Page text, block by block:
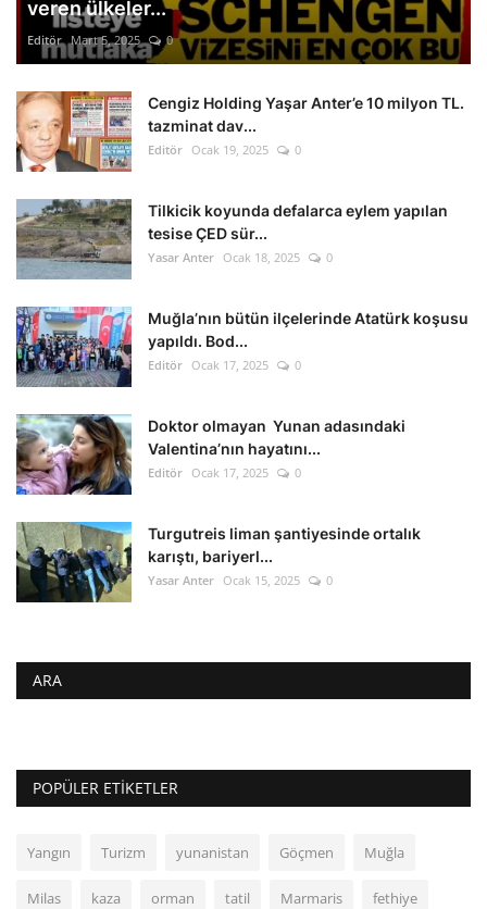
veren ülkeler...
Editör Mart 5, 2025 0
Cengiz Holding Yaşar Anter’e 10 milyon TL.
tazminat dav...
Editör Ocak 19, 2025 0
Tilkicik koyunda defalarca eylem yapılan
tesise ÇED sür...
Yasar Anter Ocak 18, 2025 0
Muğla’nın bütün ilçelerinde Atatürk koşusu
yapıldı. Bod...
Editör Ocak 17, 2025 0
Doktor olmayan Yunan adasındaki
Valentina’nın hayatını...
Editör Ocak 17, 2025 0
Turgutreis liman şantiyesinde ortalık
karıştı, bariyerl...
Yasar Anter Ocak 15, 2025 0
ARA
POPÜLER ETIKETLER
Yangın Turizm yunanistan Göçmen Muğla
Milas kaza orman tatil Marmaris fethiye